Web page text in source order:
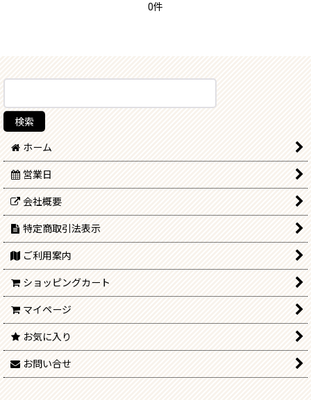
0件
ホーム
営業日
会社概要
特定商取引法表示
ご利用案内
ショッピングカート
マイページ
お気に入り
お問い合せ